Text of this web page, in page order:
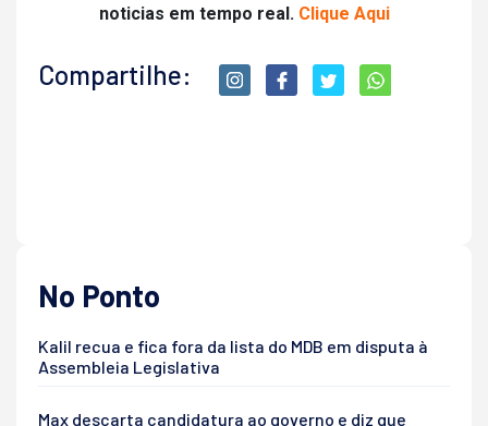
noticias em tempo real. Clique Aqui
Compartilhe:
No Ponto
Kalil recua e fica fora da lista do MDB em disputa à
Assembleia Legislativa
Max descarta candidatura ao governo e diz que